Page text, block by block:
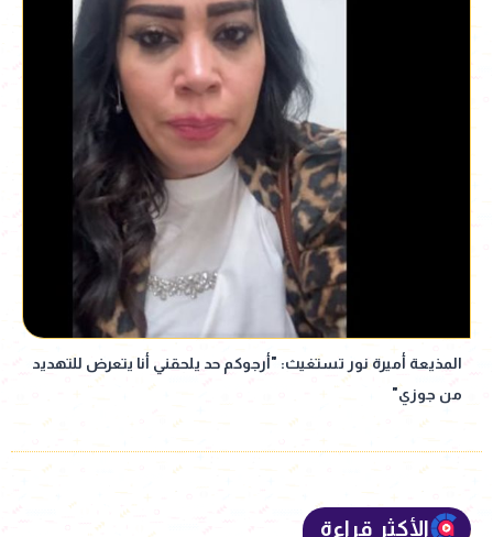
المذيعة أميرة نور تستغيث: "أرجوكم حد يلحقني أنا يتعرض للتهديد
من جوزي"
الأكثر قراءة